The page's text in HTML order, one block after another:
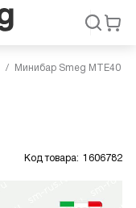
Минибар Smeg MTE40
Код товара: 1606782